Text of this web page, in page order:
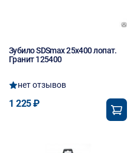
Зубило SDSmax 25х400 лопат.
Гранит 125400
нет отзывов
1 225 ₽